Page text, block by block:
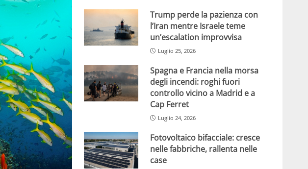
Trump perde la pazienza con
l’Iran mentre Israele teme
un’escalation improvvisa
Luglio 25, 2026
Spagna e Francia nella morsa
degli incendi: roghi fuori
controllo vicino a Madrid e a
Cap Ferret
Luglio 24, 2026
Fotovoltaico bifacciale: cresce
nelle fabbriche, rallenta nelle
case